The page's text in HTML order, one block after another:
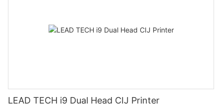
LEAD TECH i9 Dual Head CIJ Printer